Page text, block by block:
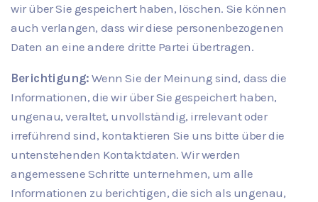
wir über Sie gespeichert haben, löschen. Sie können
auch verlangen, dass wir diese personenbezogenen
Daten an eine andere dritte Partei übertragen.
Berichtigung: Wenn Sie der Meinung sind, dass die
Informationen, die wir über Sie gespeichert haben,
ungenau, veraltet, unvollständig, irrelevant oder
irreführend sind, kontaktieren Sie uns bitte über die
untenstehenden Kontaktdaten. Wir werden
angemessene Schritte unternehmen, um alle
Informationen zu berichtigen, die sich als ungenau,